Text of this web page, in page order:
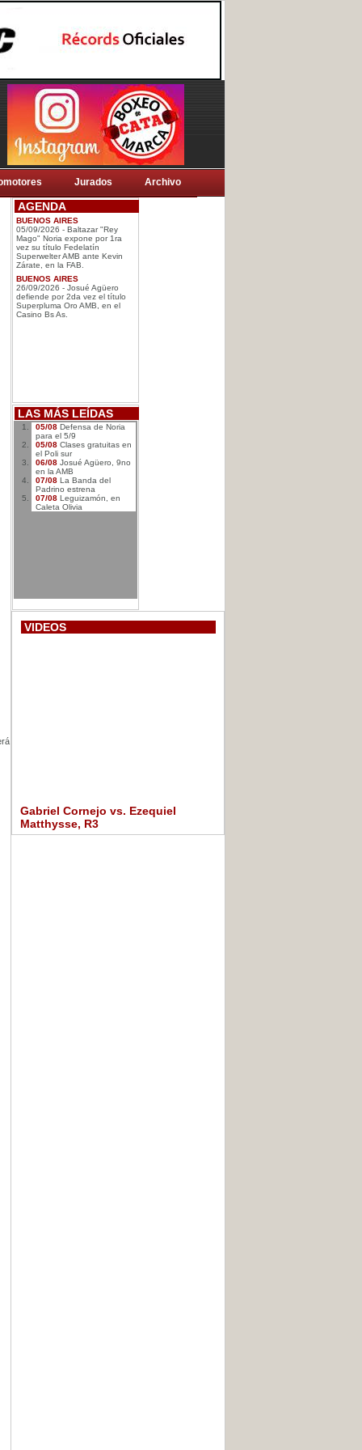
Jurados Archivo
AGENDA
BUENOS AIRES
05/09/2026 - Baltazar "Rey
Mago" Noria expone por 1ra
vez su título Fedelatín
Superwelter AMB ante Kevin
Zárate, en la FAB.
BUENOS AIRES
26/09/2026 - Josué Agüero
defiende por 2da vez el título
Superpluma Oro AMB, en el
Casino Bs As.
LAS MÁS LEÍDAS
05/08 Defensa de Noria
para el 5/9
05/08 Clases gratuitas en
el Poli sur
06/08 Josué Agüero, 9no
en la AMB
07/08 La Banda del
Padrino estrena
07/08 Leguizamón, en
Caleta Olivia
VIDEOS
Gabriel Cornejo vs. Ezequiel
Matthysse, R3